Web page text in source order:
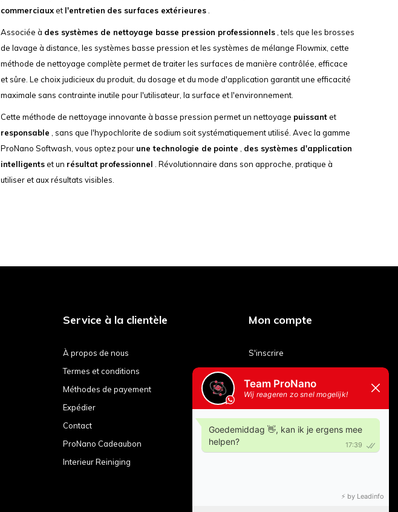
commerciauxet l'entretien des surfaces extérieures.
Associée à des systèmes de nettoyage basse pression professionnels, tels que les brosses
de lavage à distance, les systèmes basse pression et les systèmes de mélange Flowmix, cette
méthode de nettoyage complète permet de traiter les surfaces de manière contrôlée, efficace
et sûre. Le choix judicieux du produit, du dosage et du mode d'application garantit une efficacité
maximale sans contrainte inutile pour l'utilisateur, la surface et l'environnement.
Cette méthode de nettoyage innovante à basse pression permet un nettoyage puissantet
responsable , sans que l'hypochlorite de sodium soit systématiquement utilisé. Avec la gamme
ProNano Softwash, vous optez pour une technologie de pointe
des systèmes d'application
intelligentset un résultat professionnel . Révolutionnaire dans son approche, pratique à
utiliser et aux résultats visibles.
Service à la clientèle
À propos de nous
Termes et conditions
Méthodes de payement
Expédier
Contact
ProNano Cadeaubon
Interieur Reiniging
Mon compte
S'inscrire
Mes billets
Ma liste de souhaits
Comparer les produits